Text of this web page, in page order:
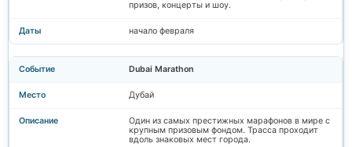
призов, концерты и шоу.
начало февраля
Dubai Marathon
Дубай
Один из самых престижных марафонов в мире с
крупным призовым фондом. Трасса проходит
вдоль знаковых мест города.